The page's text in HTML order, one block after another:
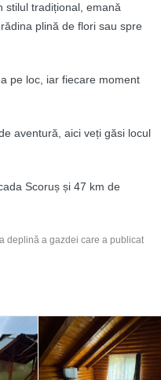
stilul tradițional, emană
plină de flori sau spre
pe loc, iar fiecare moment
aventură, aici veți găsi locul
Scoruș și 47 km de
deplină a gazdei care a publicat